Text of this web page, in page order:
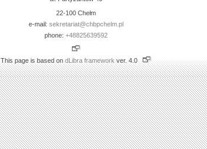
22-100 Chełm
e-mail: sekretariat@chbpchelm.pl
phone: +48825639592
This page is based on dLibra framework ver. 4.0